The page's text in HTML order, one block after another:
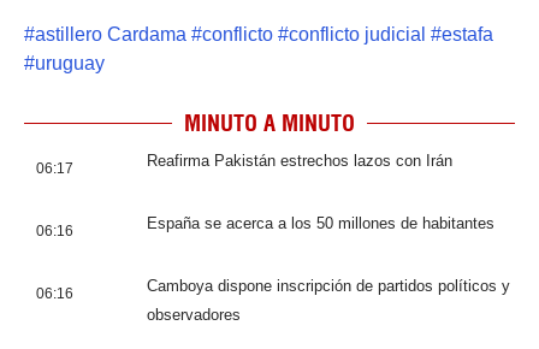
#astillero Cardama #conflicto #conflicto judicial #estafa
#uruguay
MINUTO A MINUTO
06:17 Reafirma Pakistán estrechos lazos con Irán
06:16 España se acerca a los 50 millones de habitantes
06:16
Camboya dispone inscripción de partidos políticos y
observadores